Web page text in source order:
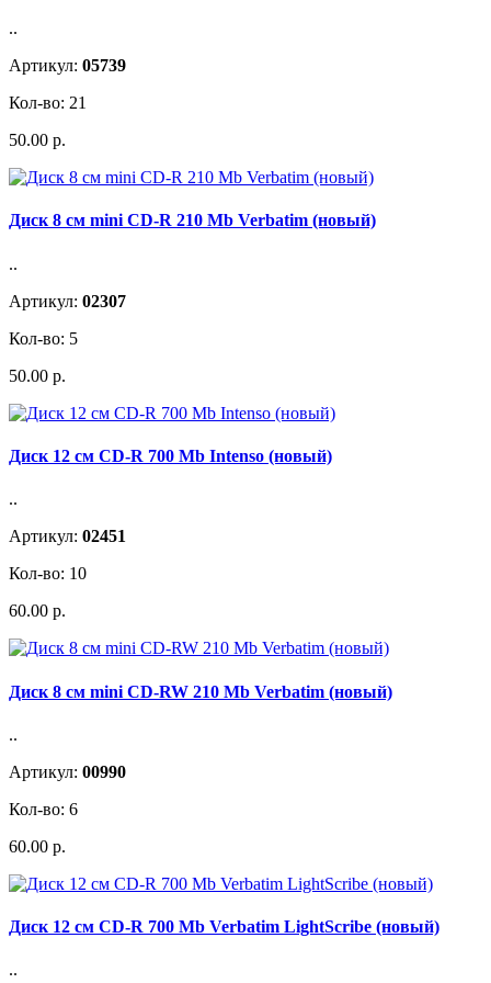
..
Артикул: 05739
Кол-во: 21
50.00 р.
Диск 8 см mini CD-R 210 Mb Verbatim (новый)
..
Артикул: 02307
Кол-во: 5
50.00 р.
Диск 12 см CD-R 700 Mb Intenso (новый)
..
Артикул: 02451
Кол-во: 10
60.00 р.
Диск 8 см mini CD-RW 210 Mb Verbatim (новый)
..
Артикул: 00990
Кол-во: 6
60.00 р.
Диск 12 см CD-R 700 Mb Verbatim LightScribe (новый)
..